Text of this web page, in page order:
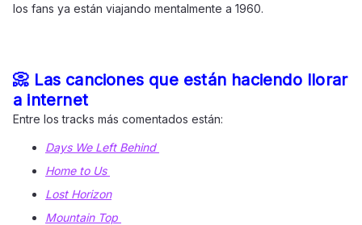
los fans ya están viajando mentalmente a 1960.
📀 Las canciones que están haciendo llorar
a internet
Entre los tracks más comentados están:
Days We Left Behind
Home to Us
Lost Horizon
Mountain Top